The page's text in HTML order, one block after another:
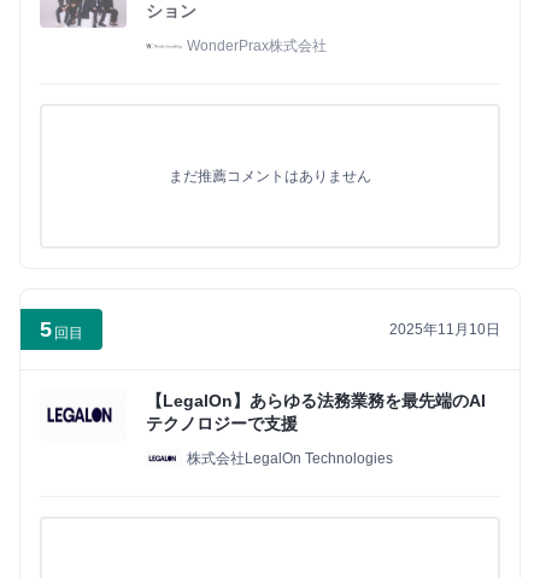
ション
WonderPrax株式会社
まだ推薦コメントはありません
5 回目 2025年11月10日
【LegalOn】あらゆる法務業務を最先端のAI
テクノロジーで支援
株式会社LegalOn Technologies